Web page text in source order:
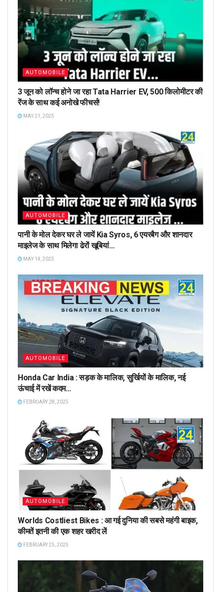
AUTOMOBILE
3 जून को लॉन्च होने जा रहा Tata Harrier EV, 500 किलोमीटर की
रेंज के साथ कई अनोखे फीचर्स!
MAY 21, 2025
AUTOMOBILE
पानी के मोल देकर घर ले जायें Kia Syros, 6 एयरबैग और शानदार
माइलेज के साथ मिलेगा ढेरों खूबियां…
MAY 14, 2025
AUTOMOBILE
Honda Car India : सड़क के मालिक, सुर्खियों के मालिक, नई
ऊंचाई में रखें कदम…
FEBRUARY 28, 2025
AUTOMOBILE
Worlds Costliest Bikes : आ गई दुनिया की सबसे महंगी बाइक,
कीमतें इतनी की एक शहर खरीद लें
FEBRUARY 25, 2025